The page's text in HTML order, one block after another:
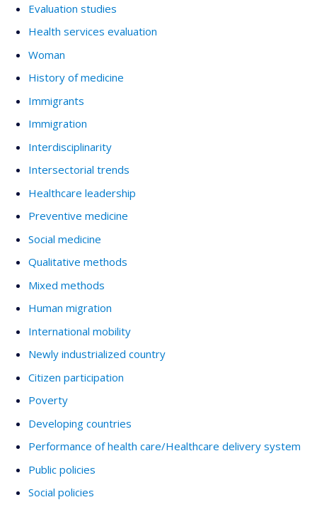
Evaluation studies
Health services evaluation
Woman
History of medicine
Immigrants
Immigration
Interdisciplinarity
Intersectorial trends
Healthcare leadership
Preventive medicine
Social medicine
Qualitative methods
Mixed methods
Human migration
International mobility
Newly industrialized country
Citizen participation
Poverty
Developing countries
Performance of health care/Healthcare delivery system
Public policies
Social policies